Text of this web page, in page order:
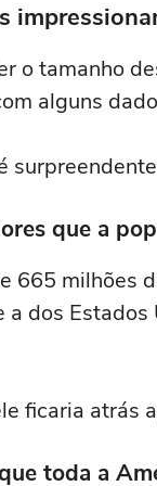
o tamanho
alguns
que a
665 milhões
a dos
ficaria atrás
toda a